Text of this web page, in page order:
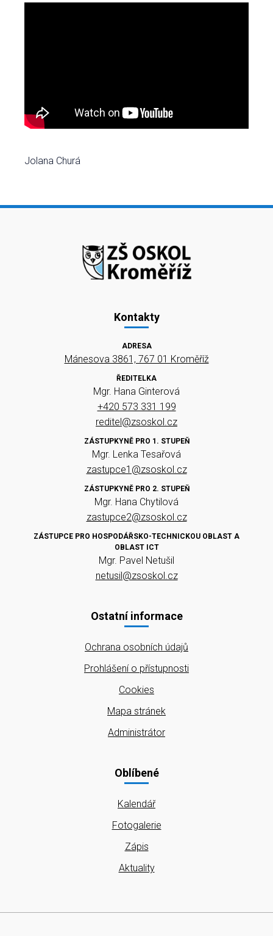
Jolana Churá
Kontakty
ADRESA
Mánesova 3861, 767 01 Kroměříž
ŘEDITELKA
Mgr. Hana Ginterová
+420 573 331 199
reditel@zsoskol.cz
ZÁSTUPKYNĚ PRO 1. STUPEŇ
Mgr. Lenka Tesařová
zastupce1@zsoskol.cz
ZÁSTUPKYNĚ PRO 2. STUPEŇ
Mgr. Hana Chytilová
zastupce2@zsoskol.cz
ZÁSTUPCE PRO HOSPODÁŘSKO-TECHNICKOU OBLAST A
OBLAST ICT
Mgr. Pavel Netušil
netusil@zsoskol.cz
Ostatní informace
Ochrana osobních údajů
Prohlášení o přístupnosti
Cookies
Mapa stránek
Administrátor
Oblíbené
Kalendář
Fotogalerie
Zápis
Aktuality